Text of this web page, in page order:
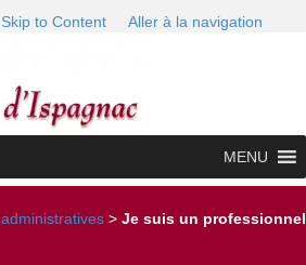
Skip to Content Aller à la navigation
MENU
> Je suis un professionnel